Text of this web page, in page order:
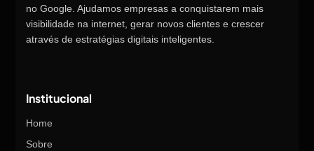
no Google. Ajudamos empresas a conquistarem mais
visibilidade na internet, gerar novos clientes e crescer
através de estratégias digitais inteligentes.
Institucional
Home
Sobre